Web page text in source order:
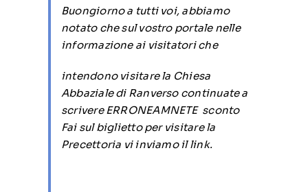
Buongiorno a tutti voi, abbiamo
notato che sul vostro portale nelle
informazione ai visitatori che
intendono visitare la Chiesa
Abbaziale di Ranverso continuate a
scrivere ERRONEAMNETE sconto
Fai sul biglietto per visitare la
Precettoria vi inviamo il link.